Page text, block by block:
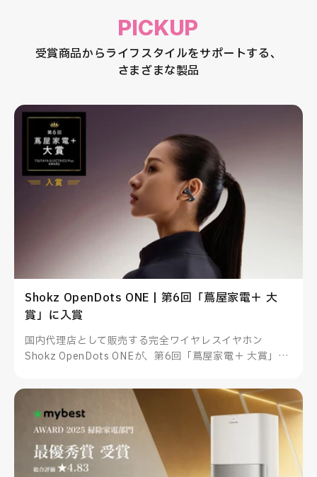
PICKUP
受賞商品からライフスタイルをサポートする、
さまざまな製品
Shokz OpenDots ONE | 第6回「蔦屋家電＋ 大
賞」に入賞
国内代理店として販売する完全ワイヤレスイヤホン
Shokz OpenDots ONEが、第6回「蔦屋家電＋ 大賞」に